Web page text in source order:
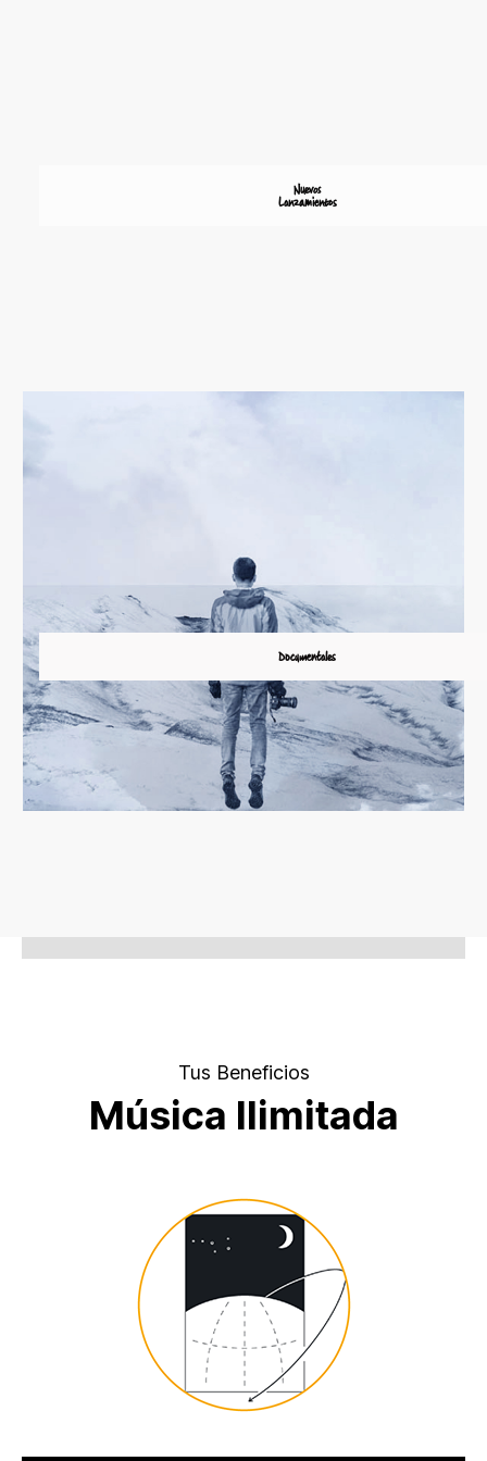
Nuevos
Lanzamientos
Documentales
Tus Beneficios
Música Ilimitada